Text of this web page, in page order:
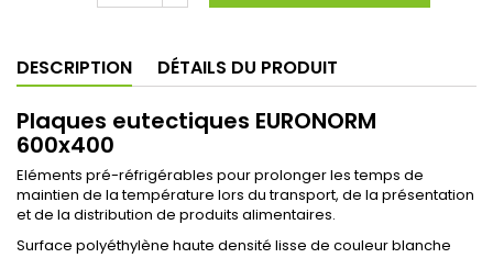
DESCRIPTION DÉTAILS DU PRODUIT
Plaques eutectiques EURONORM
600x400
Eléments pré-réfrigérables pour prolonger les temps de
maintien de la température lors du transport, de la présentation
et de la distribution de produits alimentaires.
Surface polyéthylène haute densité lisse de couleur blanche